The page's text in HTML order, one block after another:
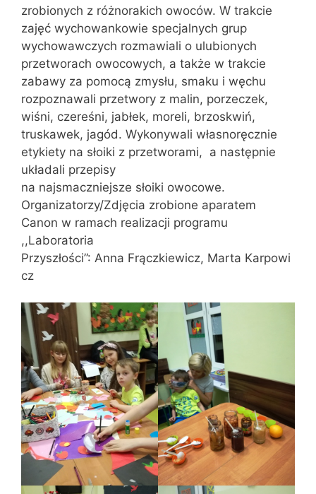
zrobionych z różnorakich owoców. W trakcie
zajęć wychowankowie specjalnych grup
wychowawczych rozmawiali o ulubionych
przetworach owocowych, a także w trakcie
zabawy za pomocą zmysłu, smaku i węchu
rozpoznawali przetwory z malin, porzeczek,
wiśni, czereśni, jabłek, moreli, brzoskwiń,
truskawek, jagód. Wykonywali własnoręcznie
etykiety na słoiki z przetworami, a następnie
układali przepisy
na najsmaczniejsze słoiki owocowe.
Organizatorzy/Zdjęcia zrobione aparatem
Canon w ramach realizacji programu
,,Laboratoria
Przyszłości”: Anna Frączkiewicz, Marta Karpowi
cz